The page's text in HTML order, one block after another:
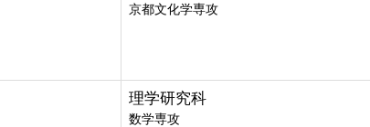
京都文化学専攻
理学研究科
数学専攻